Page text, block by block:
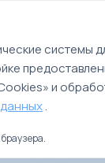
Россия
системы
и
.